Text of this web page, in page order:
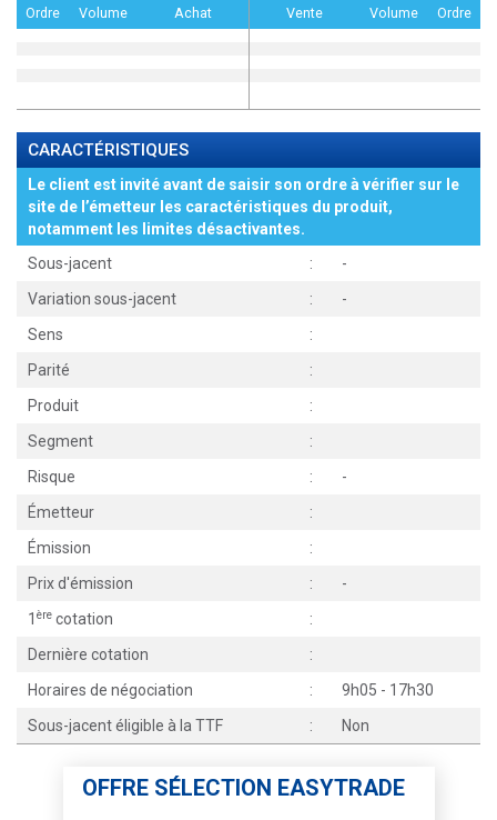
Ordre Volume Achat Vente Volume Ordre
CARACTÉRISTIQUES
Le client est invité avant de saisir son ordre à vérifier sur le
site de l’émetteur les caractéristiques du produit,
notamment les limites désactivantes.
Sous-jacent
:
-
Variation sous-jacent
:
-
Sens
:
Parité
:
Produit
:
Segment
:
Risque
:
-
Émetteur
:
Émission
:
Prix d'émission
:
-
1 ère cotation
:
Dernière cotation
:
Horaires de négociation
:
9h05 - 17h30
Sous-jacent éligible à la TTF
: Non
OFFRE SÉLECTION EASYTRADE